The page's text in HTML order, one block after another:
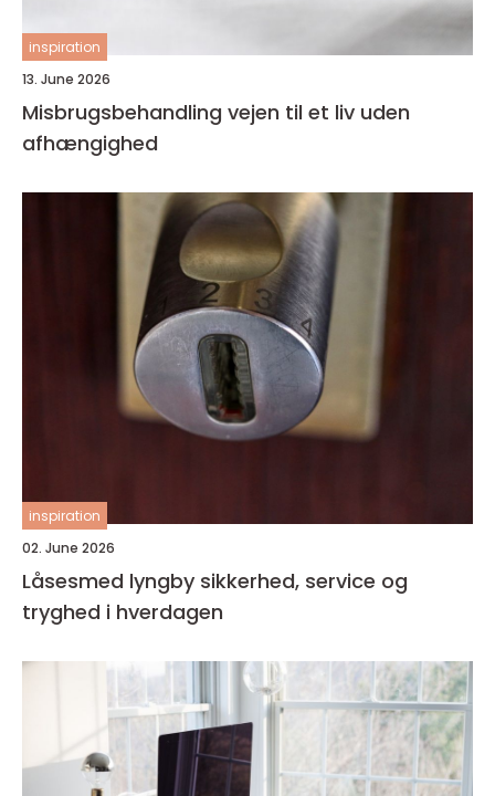
inspiration
13. June 2026
Misbrugsbehandling vejen til et liv uden
afhængighed
inspiration
02. June 2026
Låsesmed lyngby sikkerhed, service og
tryghed i hverdagen